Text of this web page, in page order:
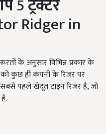
5ट्रैक्टर
Ridger in
के अनुसार विभिन्न प्रकार के
कुछ ही कंपनी के रिजर पर
पहले खेदूत टाइन रिजर है,जो